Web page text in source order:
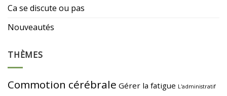
Ca se discute ou pas
Nouveautés
THÈMES
Commotion cérébrale Gérer la fatigue L'administratif